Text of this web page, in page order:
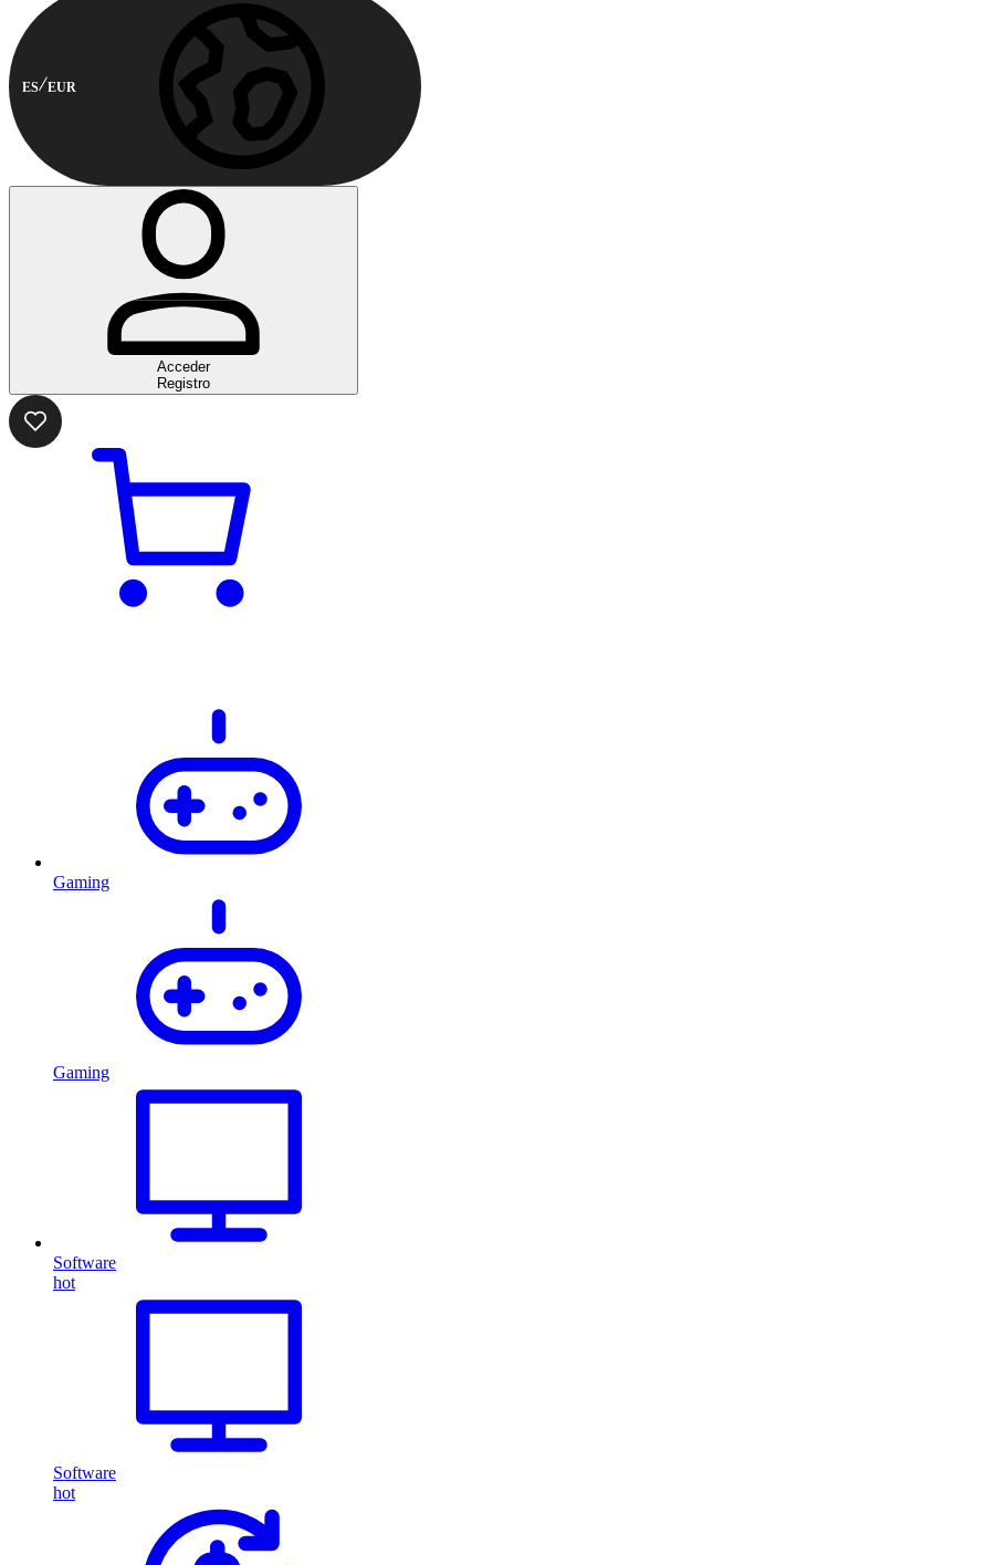
ES EUR
Acceder
Registro
Gaming
Gaming
Software
hot
Software
hot